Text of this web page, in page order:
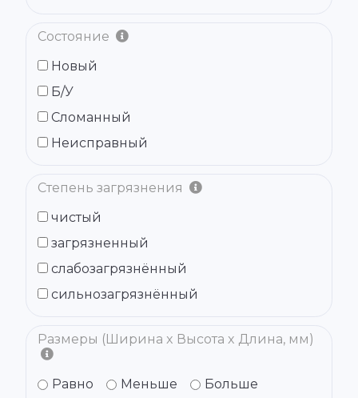
Состояние
Новый
Б/У
Сломанный
Неисправный
Степень загрязнения
чистый
загрязненный
слабозагрязнённый
сильнозагрязнённый
Размеры (Ширина x Высота x Длина, мм)
Равно Меньше Больше